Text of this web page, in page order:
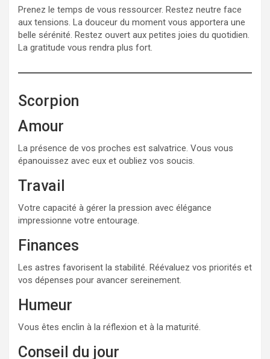
Prenez le temps de vous ressourcer. Restez neutre face
aux tensions. La douceur du moment vous apportera une
belle sérénité. Restez ouvert aux petites joies du quotidien.
La gratitude vous rendra plus fort.
Scorpion
Amour
La présence de vos proches est salvatrice. Vous vous
épanouissez avec eux et oubliez vos soucis.
Travail
Votre capacité à gérer la pression avec élégance
impressionne votre entourage.
Finances
Les astres favorisent la stabilité. Réévaluez vos priorités et
vos dépenses pour avancer sereinement.
Humeur
Vous êtes enclin à la réflexion et à la maturité.
Conseil du jour